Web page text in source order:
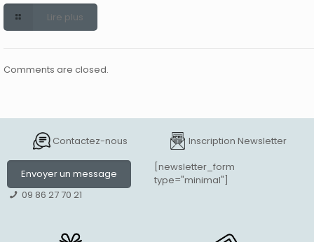
Lire plus
Comments are closed.
Contactez-nous
Envoyer un message
09 86 27 70 21
Inscription Newsletter
[newsletter_form
type="minimal"]